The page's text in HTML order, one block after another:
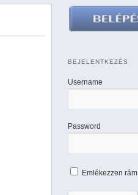
BEJELENTKEZÉS
Username
Password
Emlékezzen rám